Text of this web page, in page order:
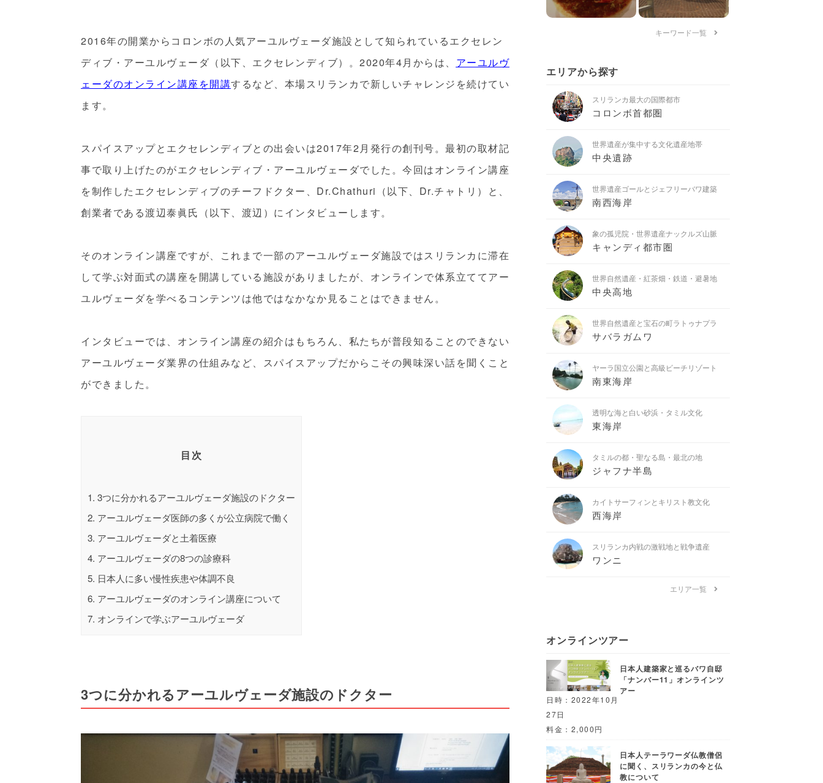
2016年の開業からコロンボの人気アーユルヴェーダ施設として知られているエクセレン
ディブ・アーユルヴェーダ（以下、エクセレンディブ）。2020年4月からは、 アーユルヴ
ェーダのオンライン講座を開講するなど、本場スリランカで新しいチャレンジを続けてい
ます。
スパイスアップとエクセレンディブとの出会いは2017年2月発行の創刊号。最初の取材記
事で取り上げたのがエクセレンディブ・アーユルヴェーダでした。今回はオンライン講座
を制作したエクセレンディブのチーフドクター、Dr.Chathuri（以下、Dr.チャトリ）と、
創業者である渡辺泰眞氏（以下、渡辺）にインタビューします。
そのオンライン講座ですが、これまで一部のアーユルヴェーダ施設ではスリランカに滞在
して学ぶ対面式の講座を開講している施設がありましたが、オンラインで体系立ててアー
ユルヴェーダを学べるコンテンツは他ではなかなか見ることはできません。
インタビューでは、オンライン講座の紹介はもちろん、私たちが普段知ることのできない
アーユルヴェーダ業界の仕組みなど、スパイスアップだからこその興味深い話を聞くこと
ができました。
目次
1. 3つに分かれるアーユルヴェーダ施設のドクター
2. アーユルヴェーダ医師の多くが公立病院で働く
3. アーユルヴェーダと土着医療
4. アーユルヴェーダの8つの診療科
5. 日本人に多い慢性疾患や体調不良
6. アーユルヴェーダのオンライン講座について
7. オンラインで学ぶアーユルヴェーダ
3つに分かれるアーユルヴェーダ施設のドクター
キーワード一覧
エリアから探す
スリランカ最大の国際都市
コロンボ首都圏
世界遺産が集中する文化遺産地帯
中央遺跡
世界遺産ゴールとジェフリーバワ建築
南西海岸
象の孤児院・世界遺産ナックルズ山脈
キャンディ都市圏
世界自然遺産・紅茶畑・鉄道・避暑地
中央高地
世界自然遺産と宝石の町ラトゥナプラ
サバラガムワ
ヤーラ国立公園と高級ビーチリゾート
南東海岸
透明な海と白い砂浜・タミル文化
東海岸
タミルの都・聖なる島・最北の地
ジャフナ半島
カイトサーフィンとキリスト教文化
西海岸
スリランカ内戦の激戦地と戦争遺産
ワンニ
エリア一覧
オンラインツアー
日本人建築家と巡るバワ自邸
「ナンバー11」オンラインツ
アー
日時：2022年10月
27日
料金：2,000円
日本人テーラワーダ仏教僧侶
に聞く、スリランカの今と仏
教について